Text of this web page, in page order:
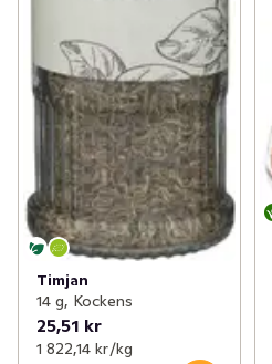
Timjan
14 g, Kockens
25,51 kr
1 822,14 kr /kg